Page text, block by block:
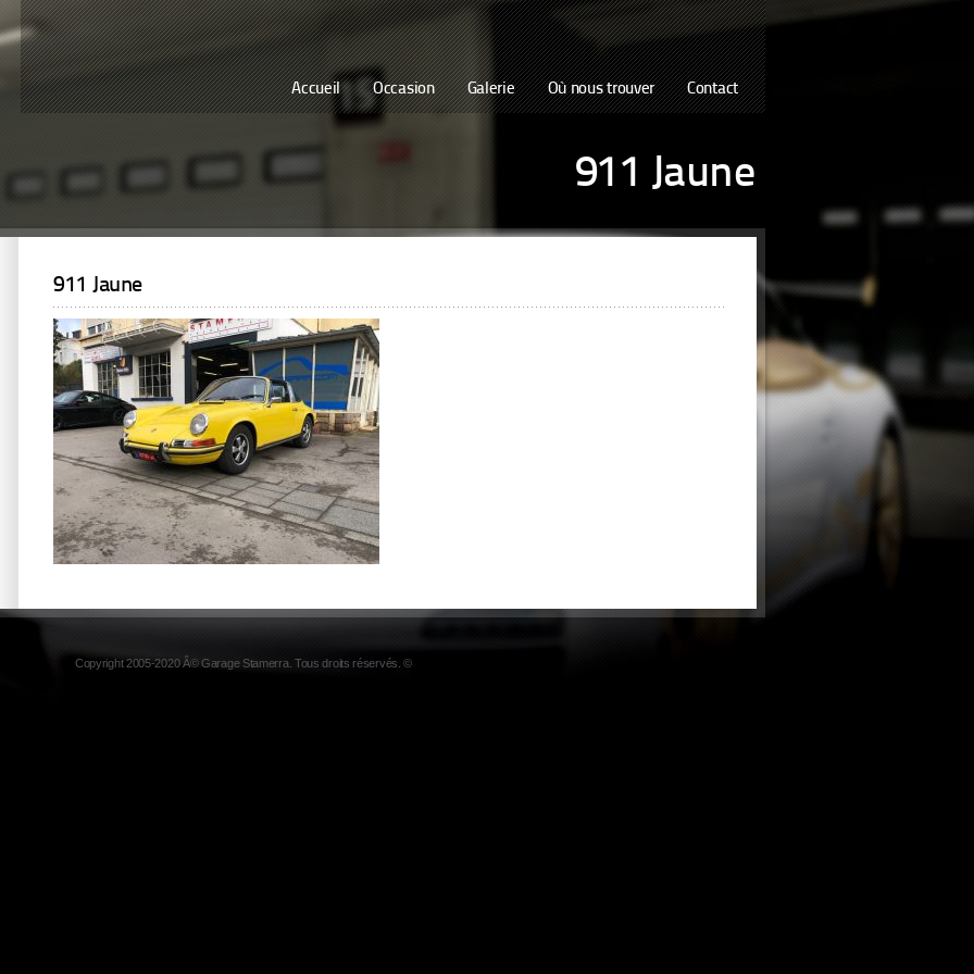
Accueil Occasion Galerie Où nous trouver Contact
911 Jaune
911 Jaune
Copyright 2005-2020 Â© Garage Stamerra. Tous droits réservés. ©